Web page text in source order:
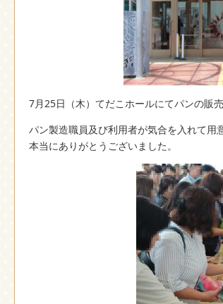
7月25日（木）てだこホールにてパンの販
パン製造職員及び利用者が気合を入れて用
本当にありがとうございました。